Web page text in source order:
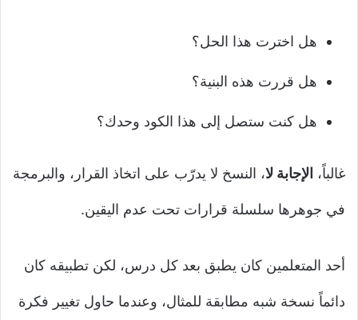
هل اخترت هذا الحل؟
هل قررت هذه البنية؟
هل كنت ستصل إلى هذا الكود وحدك؟
غالباً، الإجابة لا، النسخ لا يدرّب على اتخاذ القرار، والبرمجة
في جوهرها سلسلة قرارات تحت عدم اليقين.
أحد المتعلمين كان يطبق بعد كل درس، لكن تطبيقه كان
دائماً نسخة شبه مطابقة للمثال، وعندما حاول تغيير فكرة